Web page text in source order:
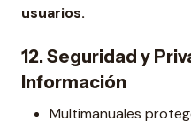
usuarios.
12. Seguridad y
Información
Multimanuales